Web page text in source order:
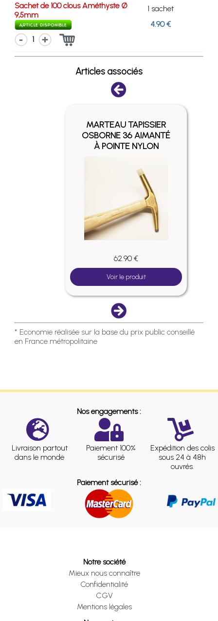
Sachet de 100 clous Améthyste Ø
9,5mm
1 sachet
4.90 €
1
Articles associés
MARTEAU TAPISSIER
OSBORNE 36 AIMANTÉ
À POINTE NYLON
62.90 €
Voir le produit
* Economie réalisée sur la base du prix public conseillé
en France métropolitaine
Nos engagements :
Livraison partout
dans le monde
Paiement 100%
sécurisé
Expédition des colis
sous 24 à 48h
ouvrés.
Paiement sécurisé :
Notre société
Mieux nous connaître
Confidentialité
CGV
Mentions légales